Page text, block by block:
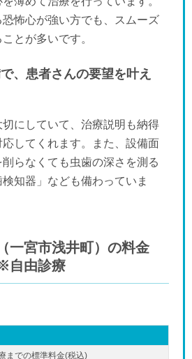
怖心が強い方でも、スムーズ
とが多いです。
、患者さんの要望を叶え
にしていて、治療説明も納得
してくれます。また、設備面
らなくても虫歯の深さを測る
知器」なども備わっていま
一宮市浅井町）の料金
自由診療